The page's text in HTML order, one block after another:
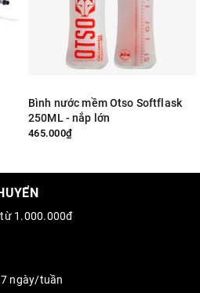
Bình nước mềm Otso Softflask
250ML - nắp lớn
465.000₫
1.000.000đ
ngày/tuần